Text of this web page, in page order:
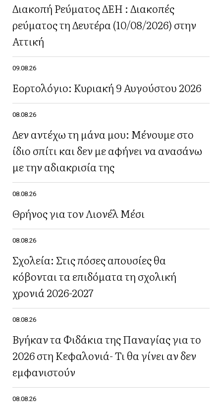
Διακοπή Ρεύματος ΔΕΗ : Διακοπές
ρεύματος τη Δευτέρα (10/08/2026) στην
Αττική
09.08.26
Εορτολόγιο: Κυριακή 9 Αυγούστου 2026
08.08.26
Δεν αντέχω τη μάνα μου: Μένουμε στο
ίδιο σπίτι και δεν με αφήνει να ανασάνω
με την αδιακρισία της
08.08.26
Θρήνος για τον Λιονέλ Μέσι
08.08.26
Σχολεία: Στις πόσες απουσίες θα
κόβονται τα επιδόματα τη σχολική
χρονιά 2026-2027
08.08.26
Βγήκαν τα Φιδάκια της Παναγίας για το
2026 στη Κεφαλονιά- Τι θα γίνει αν δεν
εμφανιστούν
08.08.26